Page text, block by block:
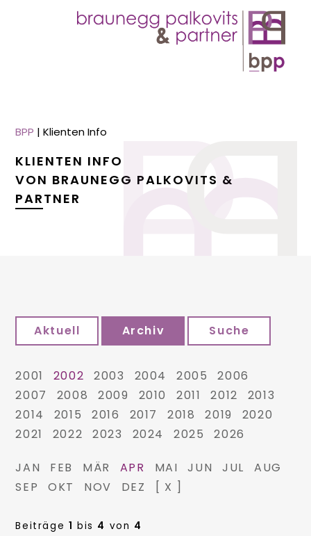
BPP |Klienten Info
KLIENTEN INFO
VON BRAUNEGG PALKOVITS &
PARTNER
Aktuell Archiv Suche
2001 2002 2003 2004 2005
2006
2007
2008 2009 2010 2011 2012
2013
2014
2015 2016 2017 2018 2019
2020
2021
2022 2023 2024 2025 2026
JAN FEB MÄR APR MAI JUN JUL
AUG
SEP
OKT NOV DEZ [ X ]
Beiträge 1 bis 4 von 4